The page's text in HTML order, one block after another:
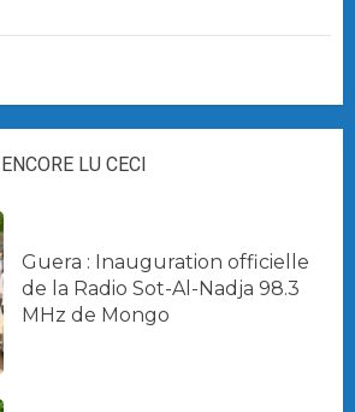
LU CECI
Guera : Inauguration officielle
de la Radio Sot-Al-Nadja 98.3
MHz de Mongo